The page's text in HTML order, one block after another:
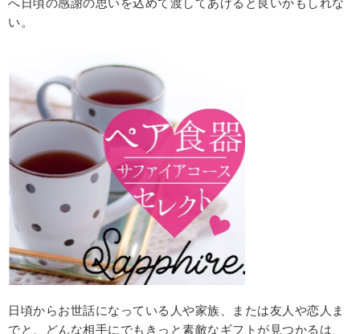
い。
日頃からお世話になっている人や家族、または友人や恋人ま
でと、どんな相手にでもきっと素敵なギフトが見つかるは